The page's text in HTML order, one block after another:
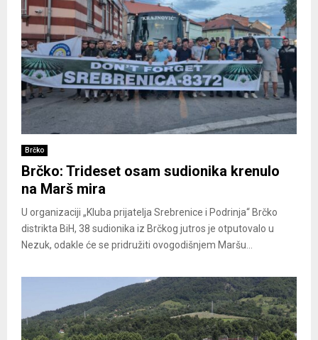
Brčko
Brčko: Trideset osam sudionika krenulo
na Marš mira
U organizaciji „Kluba prijatelja Srebrenice i Podrinja“ Brčko
distrikta BiH, 38 sudionika iz Brčkog jutros je otputovalo u
Nezuk, odakle će se pridružiti ovogodišnjem Maršu...